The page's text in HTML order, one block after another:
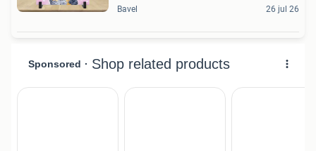
Bavel 26 jul 26